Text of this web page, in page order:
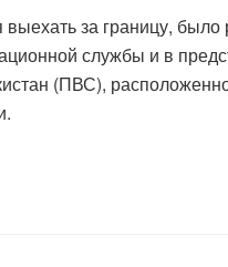
за границу, было
службы и в
(ПВС),